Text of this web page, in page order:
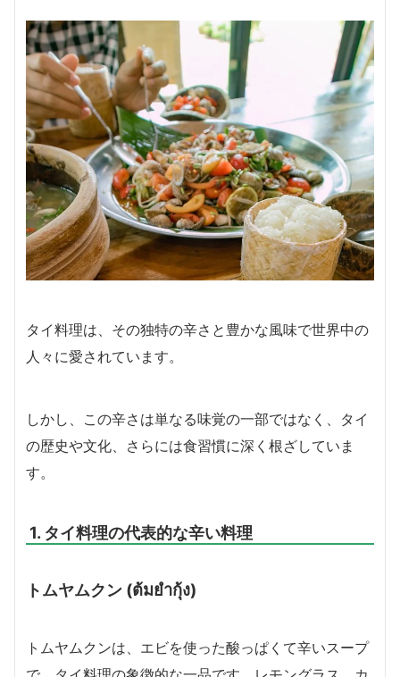
タイ料理は、その独特の辛さと豊かな風味で世界中の
人々に愛されています。
しかし、この辛さは単なる味覚の一部ではなく、タイ
の歴史や文化、さらには食習慣に深く根ざしていま
す。
1. タイ料理の代表的な辛い料理
トムヤムクン (ต้มยำกุ้ง)
トムヤムクンは、エビを使った酸っぱくて辛いスープ